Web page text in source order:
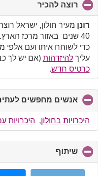
רוצה להכיר
to
collapse
contents
רונן
40 שנים באזור מרכז הארץ.
כדי לשוחח איתו ועם
עליךלהיזדהות (אם יש לך
כרטיס חדש.
אנשים מחפשים
היכרויות בחולון, היכרויות
שיתוף
to
collapse